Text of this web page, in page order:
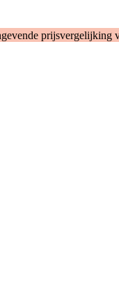
prijsvergelijking